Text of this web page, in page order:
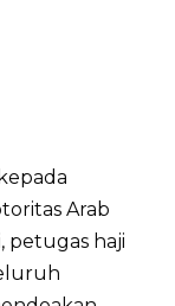
Arab
petugas haji